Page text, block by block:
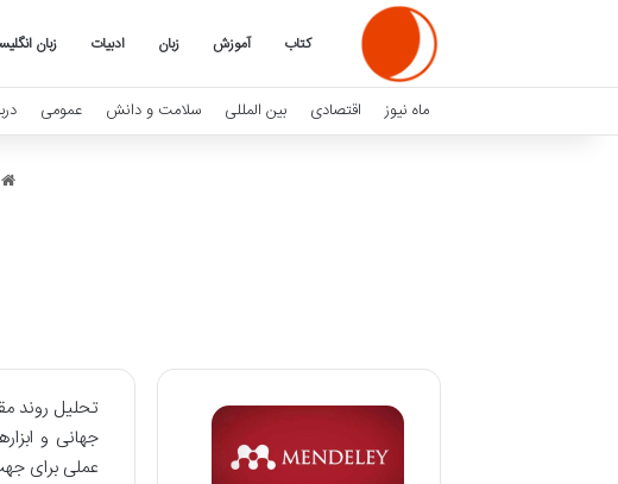
کتاب آموزش زبان ادبیات زبان
ماه نیوز اقتصادی بین المللی سلامت و دانش عمومی
جهانی و
عملی برای